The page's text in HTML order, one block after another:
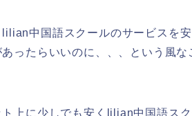
中国語スクールのサービスを
ったらいいのに、、、という風
ト上に少しでも安くlilian中国語ス